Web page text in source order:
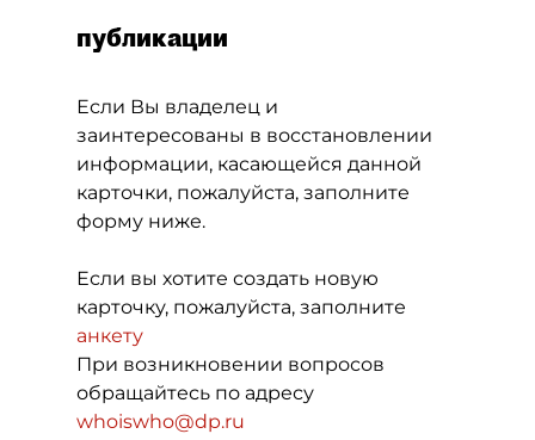
публикации
Если Вы владелец и
заинтересованы в восстановлении
информации, касающейся данной
карточки, пожалуйста, заполните
форму ниже.
Если вы хотите создать новую
карточку, пожалуйста, заполните
анкету
При возникновении вопросов
обращайтесь по адресу
whoiswho@dp.ru